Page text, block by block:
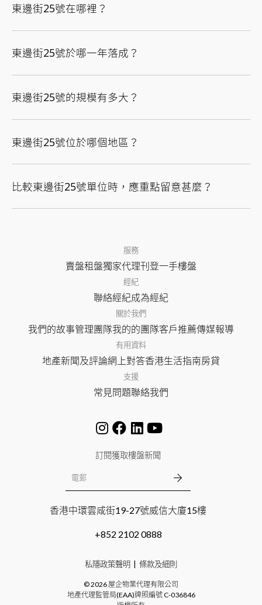
東邊街25號在哪裡？
東邊街25號於哪一年落成？
東邊街25號的規模有多大？
東邊街25號位於哪個地區？
比較東邊街25號單位時，應重點留意甚麼？
服務
賣盤租盤獨家代理刊登一手樓盤
經紀
聯絡經紀成為經紀
關於我們
我們的故事管理團隊我的的團隊客戶推薦傳媒報導
有用資料
地產新聞及評論網上對答香港生活指南房貸
支援
常見問題聯絡我們
訂閱獲取樓盤新聞
香港中環雲咸街19-27號威信大廈15樓
+852 2102 0888
私隱政策聲明 條款及細則
©2026屋企物業代理有限公司
地產代理監管局(EAA)牌照編號C-036846